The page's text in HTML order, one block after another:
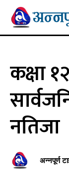
कक्षा
नतिजा
अन्नपूर्ण